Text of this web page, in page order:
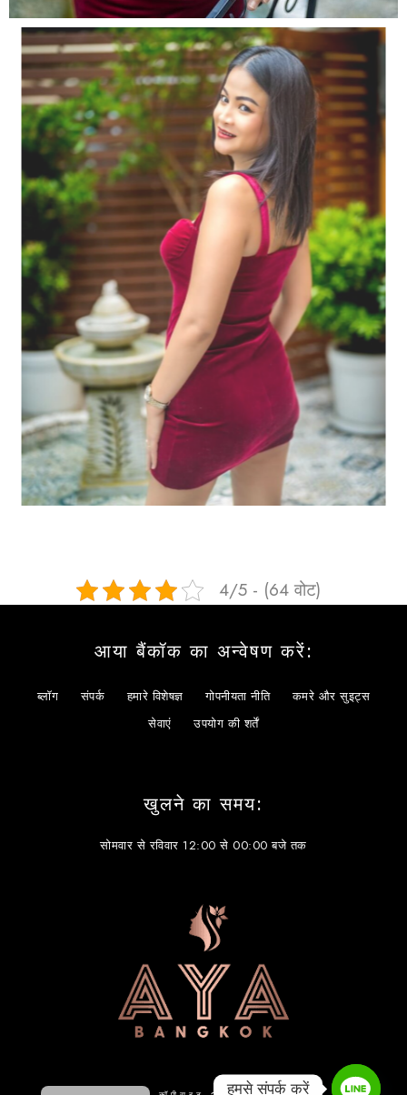
4/5 - (64 वोट)
आया बैंकॉक का अन्वेषण करें:
ब्लॉग संपर्क हमारे विशेषज्ञ गोपनीयता नीति
कमरे और सुइट्स
सेवाएं
उपयोग की शर्तें
खुलने का समय:
सोमवार से रविवार 12:00 से 00:00 बजे तक
हमसे संपर्क करें